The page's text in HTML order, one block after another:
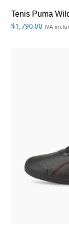
Tenis Puma
$1,790.00 IVA